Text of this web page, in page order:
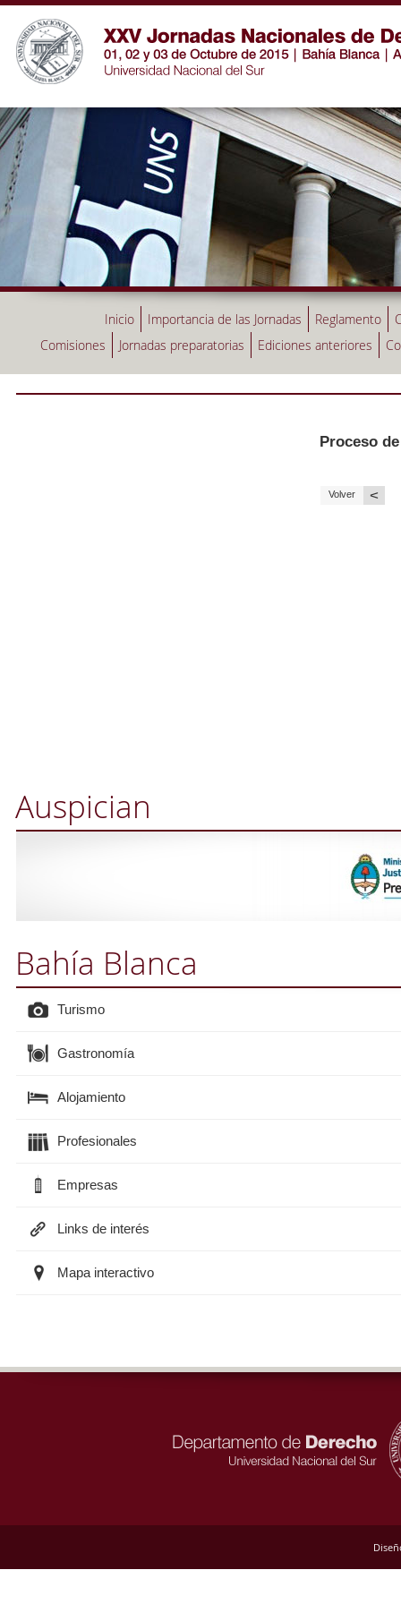
Inicio Importancia de las Jornadas Reglamento
Comisiones
Jornadas preparatorias Ediciones anteriores
Proceso
Volver <
Auspician
Bahía Blanca
Turismo
Gastronomía
Alojamiento
Profesionales
Empresas
Links de interés
Mapa interactivo